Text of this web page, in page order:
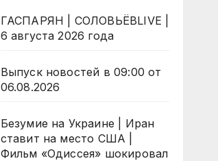
ГАСПАРЯН | СОЛОВЬЁВLIVE |
6 августа 2026 года
Выпуск новостей в 09:00 от
06.08.2026
Безумие на Украине | Иран
ставит на место США |
Фильм «Одиссея» шокировал